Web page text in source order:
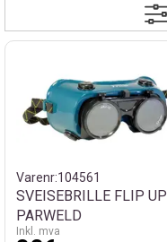
Varenr:104561
SVEISEBRILLE FLIP UP
PARWELD
Inkl. mva